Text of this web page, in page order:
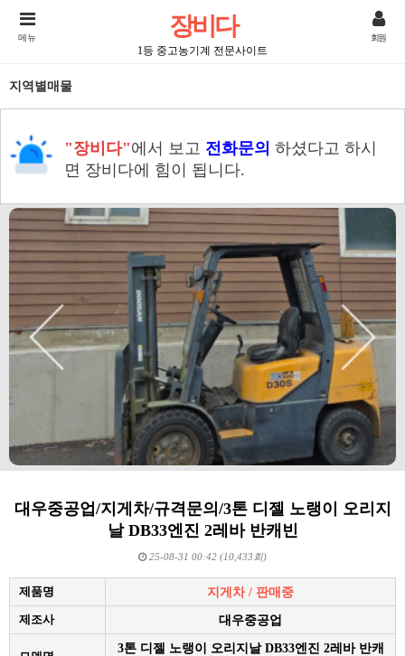
장비다
1등 중고농기계 전문사이트
메뉴 회원
지역별매물
"장비다"에서 보고 전화문의 하셨다고 하시
면 장비다에 힘이 됩니다.
대우중공업/지게차/규격문의/3톤 디젤 노랭이 오리지
날 DB33엔진 2레바 반캐빈
25-08-31 00:42 (10,433회)
제품명 지게차 / 판매중
제조사 대우중공업
3톤 디젤 노랭이 오리지날 DB33엔진 2레바 반캐